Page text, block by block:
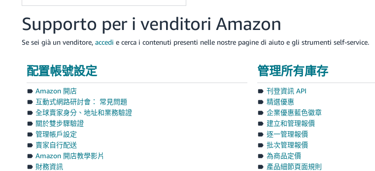
Supporto per i venditori Amazon
Se sei già un venditore, accedi e cerca i contenuti presenti nelle nostre pagine di aiuto e gli strumenti self-service.
配置帳號設定
Amazon 開店
互動式網路研討會： 常見問題
全球賣家身分、地址和業務驗證
關於雙步驟驗證
管理帳戶設定
賣家自行配送
Amazon 開店教學影片
財務資訊
管理所有庫存
刊登資訊 API
精選優惠
企業優惠藍色徽章
建立和管理報價
逐一管理報價
批次管理報價
為商品定價
產品細節頁面規則